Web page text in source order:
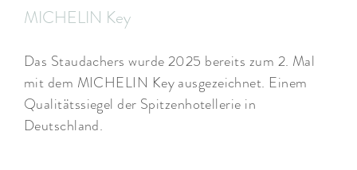
MICHELIN Key
Das Staudachers wurde 2025 bereits zum 2. Mal
mit dem MICHELIN Key ausgezeichnet. Einem
Qualitätssiegel der Spitzenhotellerie in
Deutschland.